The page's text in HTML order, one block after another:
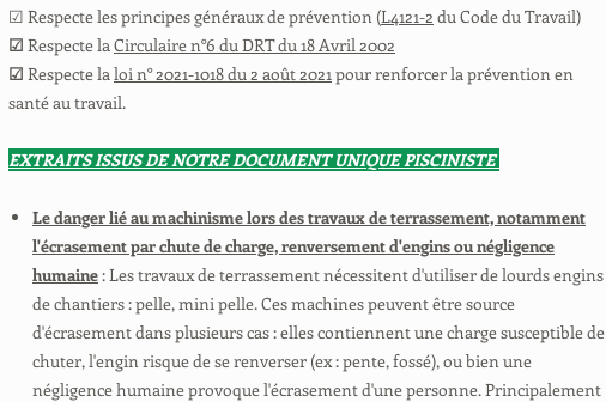
☑ Respecte les principes généraux de prévention (L4121-2 du Code du Travail)
☑ Respecte laCirculaire n°6 du DRT du 18 Avril 2002
☑ Respecte laloi n° 2021-1018 du 2 août 2021pour renforcer la prévention en
santé au travail.
EXTRAITS ISSUS DE NOTRE DOCUMENT UNIQUE PISCINISTE
Le danger lié au machinisme lors des travaux de terrassement, notamment
l'écrasement par chute de charge, renversement d'engins ou négligence
humaine: Les travaux de terrassement nécessitent d'utiliser de lourds engins
de chantiers : pelle, mini pelle. Ces machines peuvent être source
d'écrasement dans plusieurs cas : elles contiennent une charge susceptible de
chuter, l'engin risque de se renverser (ex : pente, fossé), ou bien une
négligence humaine provoque l'écrasement d'une personne. Principalement